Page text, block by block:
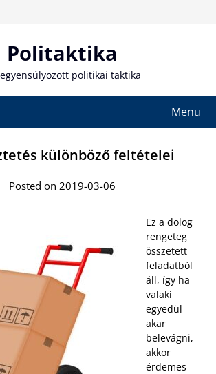
Politaktika
politikai taktika
Menu
különböző feltételei
Posted on 2019-03-06
Ez a dolog
rengeteg
összetett
feladatból
áll, így ha
valaki
egyedül
akar
belevágni,
akkor
érdemes